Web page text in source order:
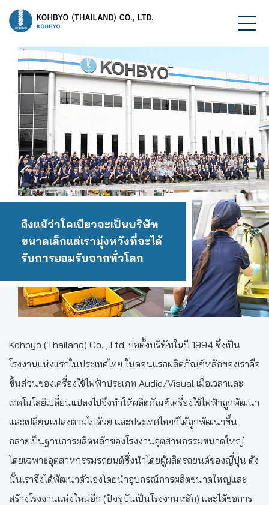
ถึงแม้ว่าโคเบียวจะเป็นบริษัท
ขนาดเล็กแต่เรามุ่งหวังที่จะได้
รับการยอมรับจากทั่วโลก
Kohbyo (Thailand) Co. , Ltd. ก่อตั้งบริษัทในปี 1994 ซึ่งเป็น
โรงงานแห่งแรกในประเทศไทย ในตอนแรกผลิตภัณฑ์หลักของเราคือ
ชิ้นส่วนของเครื่องใช้ไฟฟ้าประเภท Audio/Visual เมื่อเวลาและ
เทคโนโลยีเปลี่ยนแปลงไปจึงทำให้ผลิตภัณฑ์เครื่องใช้ไฟฟ้าถูกพัฒนา
และเปลี่ยนแปลงตามไปด้วย และประเทศไทยก็ได้ถูกพัฒนาขึ้น
กลายเป็นฐานการผลิตหลักของโรงงานอุตสาหกรรมขนาดใหญ่
โดยเฉพาะอุตสาหกรรมรถยนต์ซึ่งนำโดยผู้ผลิตรถยนต์ของญี่ปุ่น ดัง
นั้นเราจึงได้พัฒนาตัวเองโดยนำอุปกรณ์การผลิตขนาดใหญ่และ
สร้างโรงงานแห่งใหม่อีก (ปัจจุบันเป็นโรงงานหลัก) และได้ขอการ